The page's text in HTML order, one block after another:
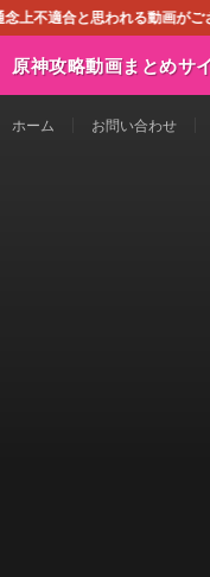
画がございましたら、
原神攻略動画まとめサ
ホーム お問い合わせ